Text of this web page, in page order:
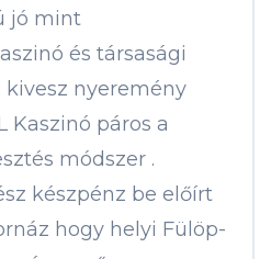
jó mint
és társasági
kivesz nyeremény
Kaszinó páros a
módszer .
készpénz be előírt
hogy helyi Fülöp-